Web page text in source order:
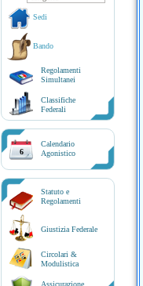
Sedi
Bando
Regolamenti
Simultanei
Classifiche
Federali
6
Calendario
Agonistico
Statuto e
Regolamenti
Giustizia Federale
Circolari &
Modulistica
Assicurazione